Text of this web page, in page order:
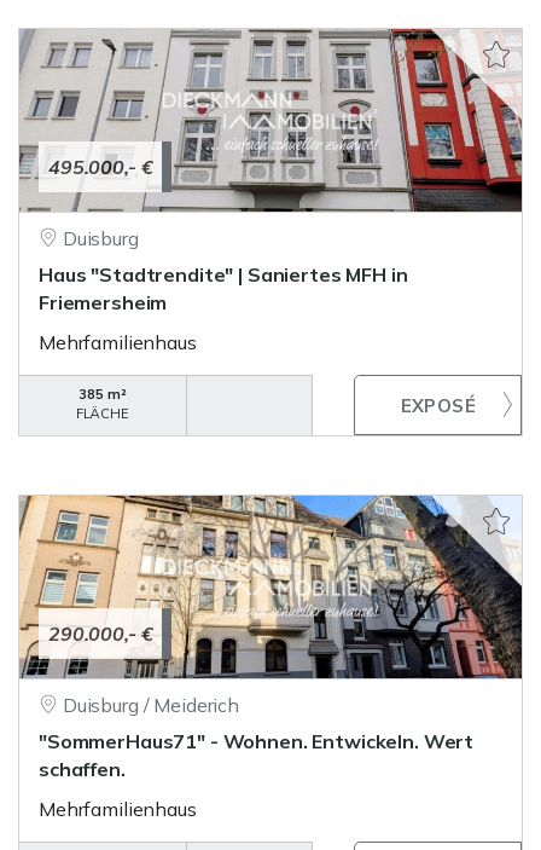
495.000,- €
Duisburg
Haus "Stadtrendite" | Saniertes MFH in
Friemersheim
Mehrfamilienhaus
385 m²
FLÄCHE
290.000,- €
Duisburg / Meiderich
"SommerHaus71" - Wohnen. Entwickeln. Wert
schaffen.
Mehrfamilienhaus